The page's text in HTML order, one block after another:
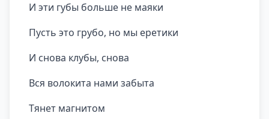
И эти губы больше не маяки
Пусть это грубо, но мы еретики
И снова клубы, снова
Вся волокита нами забыта
Тянет магнитом